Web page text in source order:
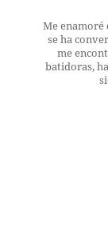
Me enamoré
se ha
me
batidoras,